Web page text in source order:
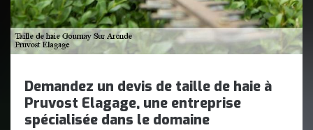
Demandez un devis de taille de haie à
Pruvost Elagage, une entreprise
spécialisée dans le domaine